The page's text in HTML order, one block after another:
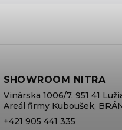
SHOWROOM NITRA
Vinárska 1006/7, 951 41
Areál firmy Kuboušek,
+421 905 441 335